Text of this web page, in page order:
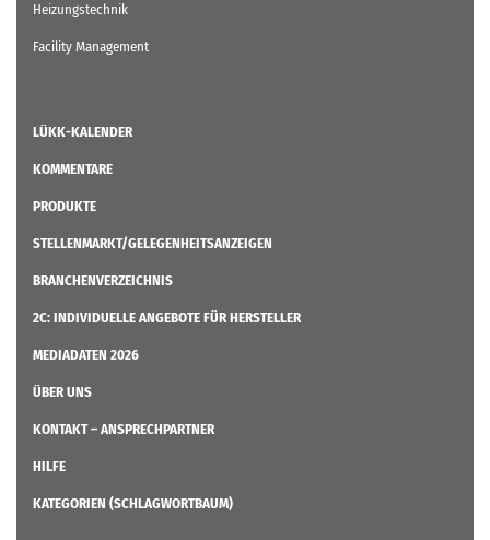
Heizungstechnik
Facility Management
LÜKK-KALENDER
KOMMENTARE
PRODUKTE
STELLENMARKT/GELEGENHEITSANZEIGEN
BRANCHENVERZEICHNIS
2C: INDIVIDUELLE ANGEBOTE FÜR HERSTELLER
MEDIADATEN 2026
ÜBER UNS
KONTAKT – ANSPRECHPARTNER
HILFE
KATEGORIEN (SCHLAGWORTBAUM)